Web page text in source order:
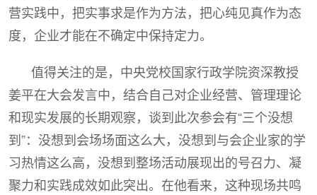
营实践中，把实事求是作为方法，把心纯见真作为态
度，企业才能在不确定中保持定力。
值得关注的是，中央党校国家行政学院资深教授
姜平在大会发言中，结合自己对企业经营、管理理论
和现实发展的长期观察，谈到此次参会有“三个没想
到”：没想到会场场面这么大，没想到与会企业家的学
习热情这么高，没想到整场活动展现出的号召力、凝
聚力和实践成效如此突出。在他看来，这种现场共鸣